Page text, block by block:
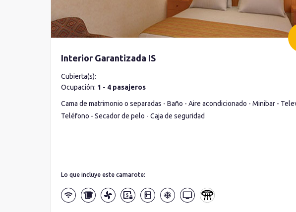
Interior Garantizada IS
Cubierta(s):
Ocupación: 1 - 4 pasajeros
Cama de matrimonio o separadas - Baño - Aire acondicionado - Minibar -
Teléfono - Secador de pelo - Caja de seguridad
Lo que incluye este camarote: